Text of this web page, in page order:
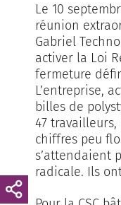
Le 10
réunion
Gabriel
activer la Loi
fermeture
L’entreprise,
billes de
47
chiffres peu
s’attendaient
radicale. Ils